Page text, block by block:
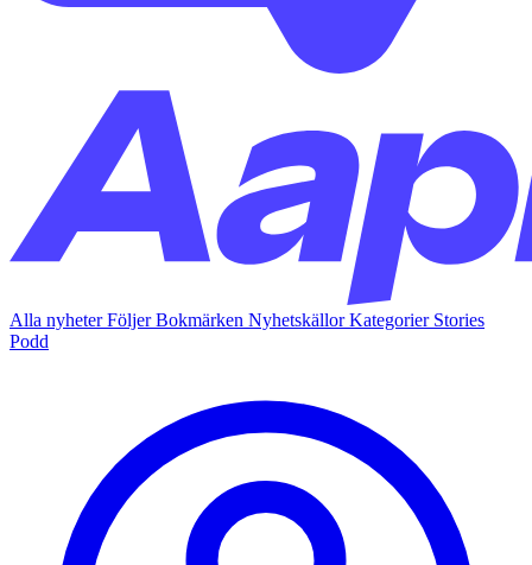
Alla nyheterFöljerBokmärken NyhetskällorKategorier Stories
Podd